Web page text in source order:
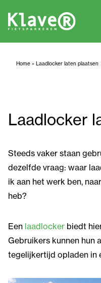
Home » Laadlocker laten plaatsen
Laadlocker
Steeds vaker staan
dezelfde vraag: waar
ik aan het werk ben,
heb?
Een laadlocker biedt
Gebruikers kunnen hun
tegelijkertijd opladen in